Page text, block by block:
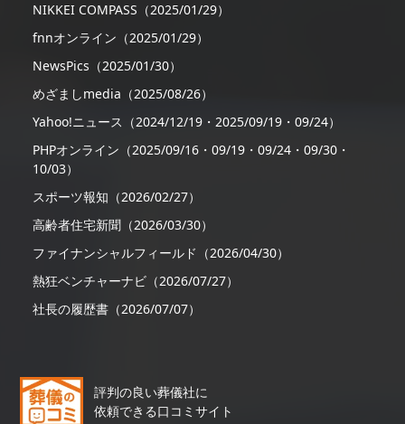
NIKKEI COMPASS（2025/01/29）
fnnオンライン（2025/01/29）
NewsPics（2025/01/30）
めざましmedia（2025/08/26）
Yahoo!ニュース（2024/12/19・2025/09/19・09/24）
PHPオンライン（2025/09/16・09/19・09/24・09/30・
10/03）
スポーツ報知（2026/02/27）
高齢者住宅新聞（2026/03/30）
ファイナンシャルフィールド（2026/04/30）
熱狂ベンチャーナビ（2026/07/27）
社長の履歴書（2026/07/07）
評判の良い葬儀社に
依頼できる口コミサイト